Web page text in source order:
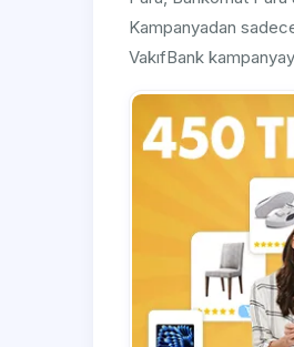
Kampanyadan
VakıfBank